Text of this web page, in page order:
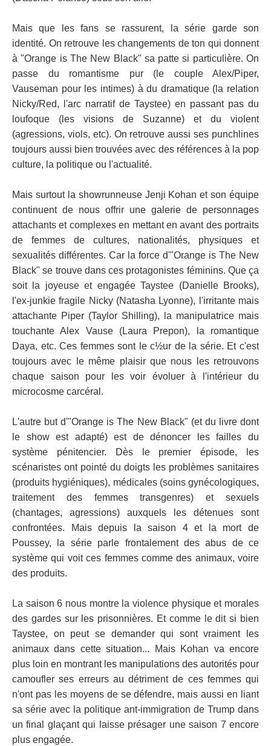
Mais que les fans se rassurent, la série garde son
identité. On retrouve les changements de ton qui donnent
à "Orange is The New Black" sa patte si particulière. On
passe du romantisme pur (le couple Alex/Piper,
Vauseman pour les intimes) à du dramatique (la relation
Nicky/Red, l'arc narratif de Taystee) en passant pas du
loufoque (les visions de Suzanne) et du violent
(agressions, viols, etc). On retrouve aussi ses punchlines
toujours aussi bien trouvées avec des références à la pop
culture, la politique ou l'actualité.
Mais surtout la showrunneuse Jenji Kohan et son équipe
continuent de nous offrir une galerie de personnages
attachants et complexes en mettant en avant des portraits
de femmes de cultures, nationalités, physiques et
sexualités différentes. Car la force d'"Orange is The New
Black" se trouve dans ces protagonistes féminins. Que ça
soit la joyeuse et engagée Taystee (Danielle Brooks),
l'ex-junkie fragile Nicky (Natasha Lyonne), l'irritante mais
attachante Piper (Taylor Shilling), la manipulatrice mais
touchante Alex Vause (Laura Prepon), la romantique
Daya, etc. Ces femmes sont le c½ur de la série. Et c'est
toujours avec le même plaisir que nous les retrouvons
chaque saison pour les voir évoluer à l'intérieur du
microcosme carcéral.
L'autre but d'"Orange is The New Black" (et du livre dont
le show est adapté) est de dénoncer les failles du
système pénitencier. Dès le premier épisode, les
scénaristes ont pointé du doigts les problèmes sanitaires
(produits hygiéniques), médicales (soins gynécologiques,
traitement des femmes transgenres) et sexuels
(chantages, agressions) auxquels les détenues sont
confrontées. Mais depuis la saison 4 et la mort de
Poussey, la série parle frontalement des abus de ce
système qui voit ces femmes comme des animaux, voire
des produits.
La saison 6 nous montre la violence physique et morales
des gardes sur les prisonnières. Et comme le dit si bien
Taystee, on peut se demander qui sont vraiment les
animaux dans cette situation... Mais Kohan va encore
plus loin en montrant les manipulations des autorités pour
camoufler ses erreurs au détriment de ces femmes qui
n'ont pas les moyens de se défendre, mais aussi en liant
sa série avec la politique ant-immigration de Trump dans
un final glaçant qui laisse présager une saison 7 encore
plus engagée.